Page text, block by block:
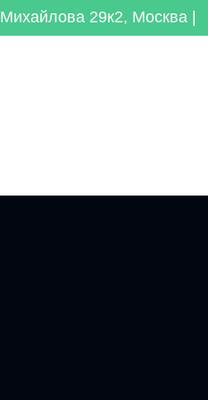
Михайлова 29к2, Москва |